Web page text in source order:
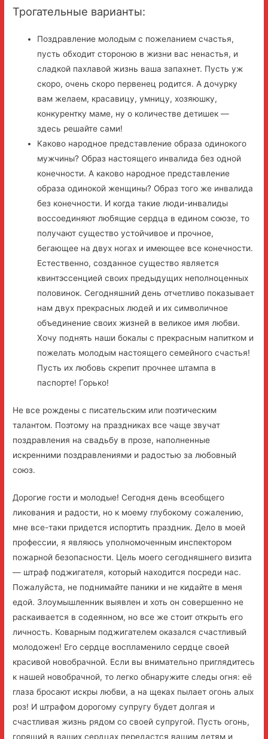
Трогательные варианты:
Поздравление молодым с пожеланием счастья,
пусть обходит стороною в жизни вас ненастья, и
сладкой пахлавой жизнь ваша запахнет. Пусть уж
скоро, очень скоро первенец родится. А дочурку
вам желаем, красавицу, умницу, хозяюшку,
конкурентку маме, ну о количестве детишек —
здесь решайте сами!
Каково народное представление образа одинокого
мужчины? Образ настоящего инвалида без одной
конечности. А каково народное представление
образа одинокой женщины? Образ того же инвалида
без конечности. И когда такие люди-инвалиды
воссоединяют любящие сердца в едином союзе, то
получают существо устойчивое и прочное,
бегающее на двух ногах и имеющее все конечности.
Естественно, созданное существо является
квинтэссенцией своих предыдущих неполноценных
половинок. Сегодняшний день отчетливо показывает
нам двух прекрасных людей и их символичное
объединение своих жизней в великое имя любви.
Хочу поднять наши бокалы с прекрасным напитком и
пожелать молодым настоящего семейного счастья!
Пусть их любовь скрепит прочнее штампа в
паспорте! Горько!
Не все рождены с писательским или поэтическим
талантом. Поэтому на праздниках все чаще звучат
поздравления на свадьбу в прозе, наполненные
искренними поздравлениями и радостью за любовный
союз.
Дорогие гости и молодые! Сегодня день всеобщего
ликования и радости, но к моему глубокому сожалению,
мне все-таки придется испортить праздник. Дело в моей
профессии, я являюсь уполномоченным инспектором
пожарной безопасности. Цель моего сегодняшнего визита
— штраф поджигателя, который находится посреди нас.
Пожалуйста, не поднимайте паники и не кидайте в меня
едой. Злоумышленник выявлен и хоть он совершенно не
раскаивается в содеянном, но все же стоит открыть его
личность. Коварным поджигателем оказался счастливый
молодожен! Его сердце воспламенило сердце своей
красивой новобрачной. Если вы внимательно приглядитесь
к нашей новобрачной, то легко обнаружите следы огня: её
глаза бросают искры любви, а на щеках пылает огонь алых
роз! И штрафом дорогому супругу будет долгая и
счастливая жизнь рядом со своей супругой. Пусть огонь,
горящий в ваших сердцах передастся вашим детям и